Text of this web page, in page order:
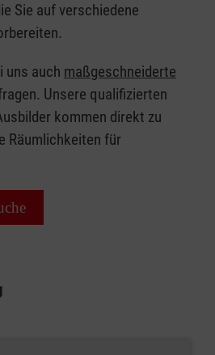
Sie auf verschiedene
uns auch maßgeschneiderte
Unsere qualifizierten
kommen direkt zu
Räumlichkeiten für